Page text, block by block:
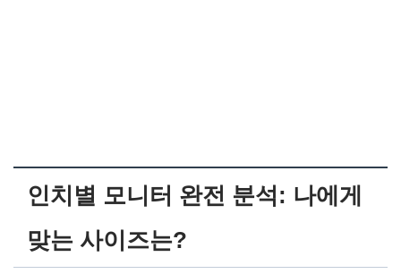
인치별 모니터 완전 분석: 나에게
맞는 사이즈는?